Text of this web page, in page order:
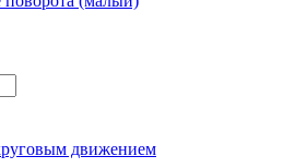
движением